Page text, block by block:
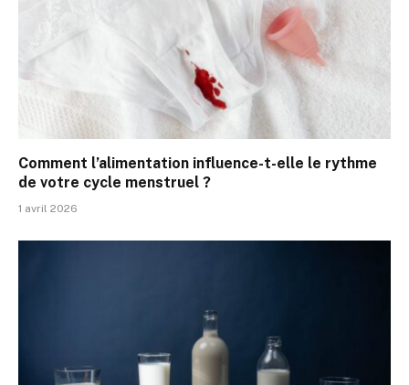
Comment l’alimentation influence-t-elle le rythme
de votre cycle menstruel ?
1 avril 2026